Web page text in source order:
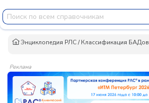
Энциклопедия РЛС/Классификация БАДов
Реклама